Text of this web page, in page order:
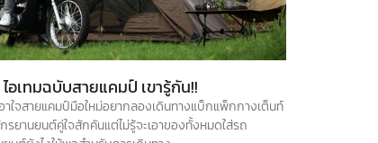
ไอเทมฉบับสายแคมป์ เขารู้กัน!!
าใจสายแคมป์มือใหม่อยากลองเดินทางแบ็กแพ็กกางเต็นท์
ยานยนต์คู่ใจสักคันแต่ไม่รู้จะเอาของทั้งหมดใส่รถ